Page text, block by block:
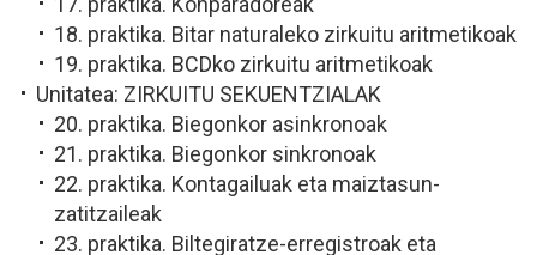
18. praktika. Bitar naturaleko zirkuitu aritmetikoak
19. praktika. BCDko zirkuitu aritmetikoak
Unitatea: ZIRKUITU SEKUENTZIALAK
20. praktika. Biegonkor asinkronoak
21. praktika. Biegonkor sinkronoak
22. praktika. Kontagailuak eta maiztasun-
zatitzaileak
23. praktika. Biltegiratze-erregistroak eta